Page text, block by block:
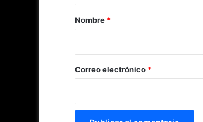
r
*
Nombre *
Correo electrónico *